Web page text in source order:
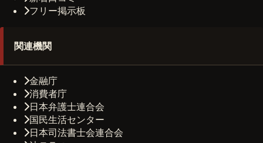
フリー掲示板
関連機関
金融庁
消費者庁
日本弁護士連合会
国民生活センター
日本司法書士会連合会